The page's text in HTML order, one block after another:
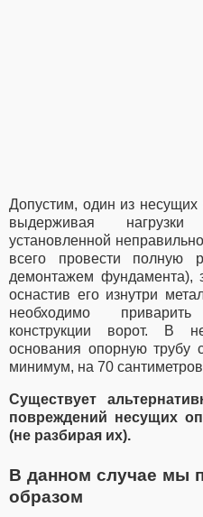
Допустим, один из несущих
выдерживая нагрузки
установленной
всего провести полную
демонтажем фундамента),
оснастив его изнутри
необходимо
конструкции ворот. В
основания опорную трубу
минимум, на 70
Существует
повреждений несущих
(не разбирая их).
В данном случае мы
образом